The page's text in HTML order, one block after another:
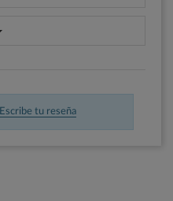
Escribe tu reseña